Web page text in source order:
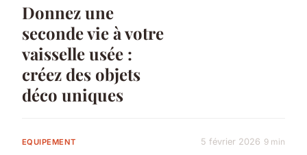
Donnez une
seconde vie à votre
vaisselle usée :
créez des objets
déco uniques
EQUIPEMENT 5 février 2026 9 min